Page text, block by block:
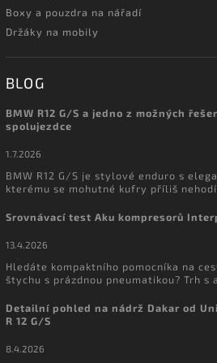
Boxy a pouzdra na nářadí
Držáky na mobily
BLOG
BMW R12 G/S a jedno z možných
spolujezdce
1.7.2026
BMW R12 G/S je stylové enduro s
kterému se mohutné kufry příliš
Srovnávací test Aku kompresorů
13.4.2026
Hledáte kompaktního pomocníka na
štychu s prázdnou pneumatikou? Trh s
Detailní pohled na nádrž Dakar od
R 12 G/S
8.4.2026